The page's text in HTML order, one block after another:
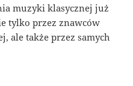
muzyki klasycznej już
tylko przez znawców
ale także przez samych